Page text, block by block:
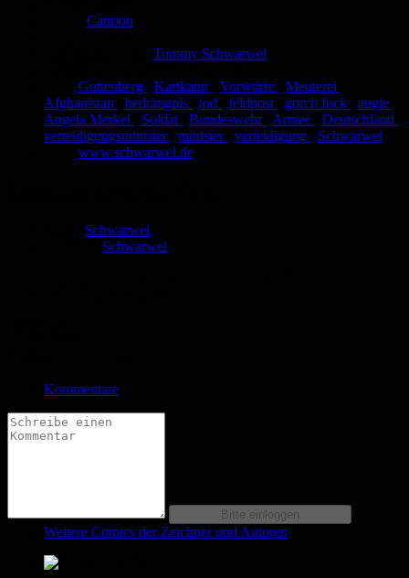
Cartoon
Tommy Schwarwel
Guttenberg Karikatur Vorwürfe Meuterei
Afghanistan
bedrängnis tod feldpost gorch fock angie
Angela Merkel
Soldat Bundeswehr Armee Deutschland
verteidigungsminister
minister verteidigung
Schwarwel
www.schwarwel.de
Schwarwel
Schwarwel
Kommentare
Weitere Comics der Zeichner und Autoren